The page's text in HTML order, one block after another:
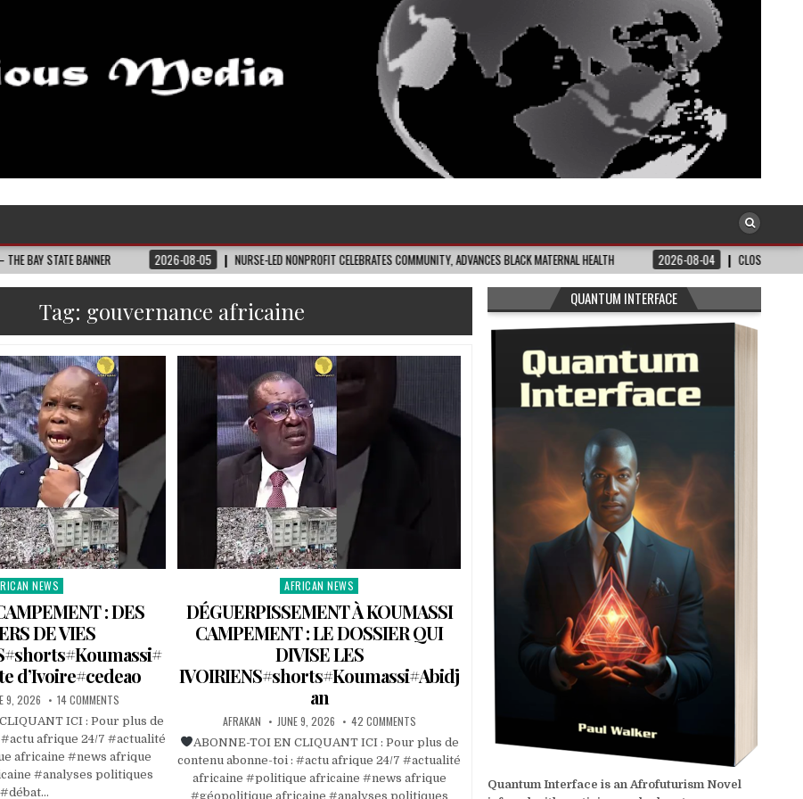
2026-08-05 NURSE-LED NONPROFIT CELEBRATES COMMUNITY, ADVANCES BLACK MATERNAL HEALTH 2026-08-04 CLOSING THE GAP: WHAT THE
Tag: gouvernance africaine
NEWS
: DES
DE VIES
d’Ivoire#cedeao
9, 2026 14 COMMENTS
ICI : Pour plus de
afrique 24/7 #actualité
africaine #news afrique
#analyses politiques
#débat…
Posted
in
AFRICAN NEWS
DÉGUERPISSEMENT À KOUMASSI
CAMPEMENT : LE DOSSIER QUI
DIVISE LES
IVOIRIENS#shorts#Koumassi#Abidj
an
AFRAKAN JUNE 9, 2026 42 COMMENTS
ABONNE-TOI EN CLIQUANT ICI : Pour plus de
contenu abonne-toi : #actu afrique 24/7 #actualité
africaine #politique africaine #news afrique
#géopolitique africaine #analyses politiques
QUANTUM INTERFACE
Quantum Interface is an Afrofuturism Novel